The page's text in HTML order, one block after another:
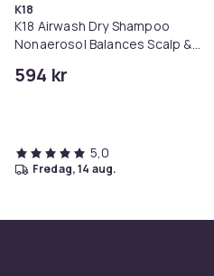
K18
K18 Airwash Dry Shampoo
Nonaerosol Balances Scalp &
594 kr
5,0
fredag, 14 aug.